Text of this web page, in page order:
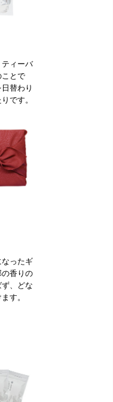
ィーバ
ことで
替わり
です。
ったギ
香りの
、どな
す。